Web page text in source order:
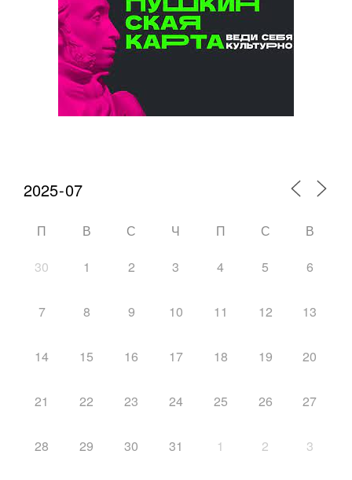
П В С Ч П С В
30 1 2 3 4 5 6
7 8 9 10 11 12 13
14 15 16 17 18 19 20
21 22 23 24 25 26 27
28 29 30 31 1 2 3